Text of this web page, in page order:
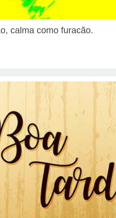
calma como furacão.